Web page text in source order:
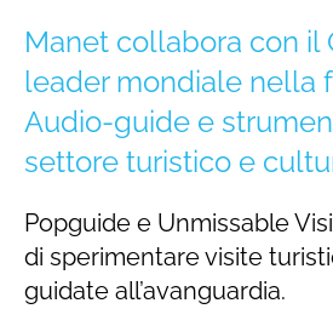
Manet collabora con il
leader mondiale nella
Audio-guide e
settore turistico e
Popguide e Unmissable
di sperimentare visite
guidate all’avanguardia.